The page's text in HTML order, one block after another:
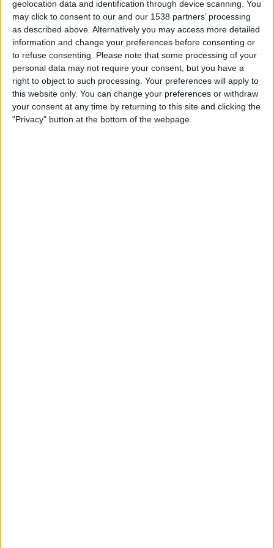
geolocation data and identification through device scanning. You
may click to consent to our and our 1538 partners’ processing
as described above. Alternatively you may access more detailed
information and change your preferences before consenting or
to refuse consenting.
Please note that some processing of your
personal data may not require your consent, but you have a
right to object to such processing. Your preferences will apply to
this website only. You can change your preferences or withdraw
your consent at any time by returning to this site and clicking the
"Privacy" button at the bottom of the webpage.
impregnat la resta d'intervencions de presentació
d'aquesta entitat: «Ens vam sentir abandonats
pel govern de Mazón», s'ha mostrat
indignadaMerxe Alabau, una altra de les veus de
l'associació provinent de lespedanies oblidades
de València i afectades per la barrancada.
Empar Puchades ,històrica activista veïnal